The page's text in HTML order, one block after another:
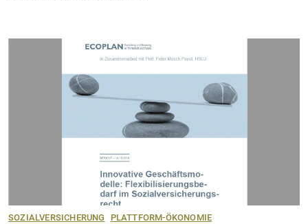
SOZIALVERSICHERUNG PLATTFORM-ÖKONOMIE